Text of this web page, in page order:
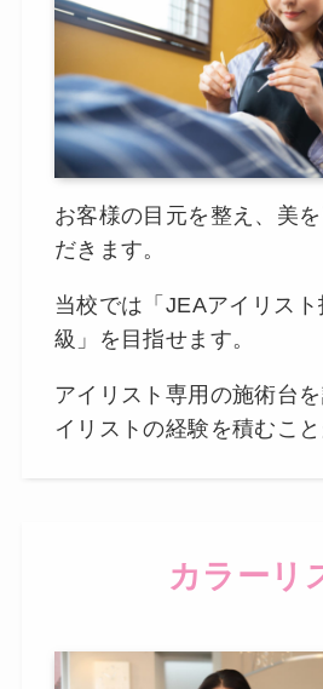
お客様の目元を整え、美
だきます。
当校では「JEAアイリス
級」を目指せます。
アイリスト専用の施術台
イリストの経験を積むこと
カラーリ